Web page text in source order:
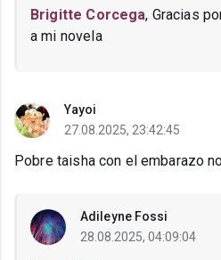
Brigitte Corcega, Gracias
a mi novela
Yayoi
27.08.2025, 23:42:45
Pobre taisha con el embarazo
Adileyne Fossi
28.08.2025, 04:09:04